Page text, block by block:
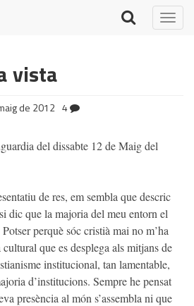
vista
de 2012 4
del dissabte 12 de Maig del
de res, em sembla que descric
dic que la majoria del meu entorn el
perquè sóc cristià mai no m’ha
cultural que es desplega als mitjans de
institucional, tan lamentable,
d’institucions. Sempre he pensat
presència al món s’assembla ni que